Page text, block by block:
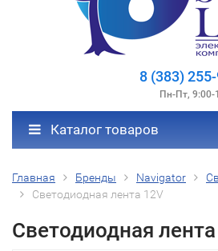
8 (383)
Пн-Пт, 9:00-
Каталог товаров
Главная Бренды Navigator
Светодиодная лента 12V
Светодиодная